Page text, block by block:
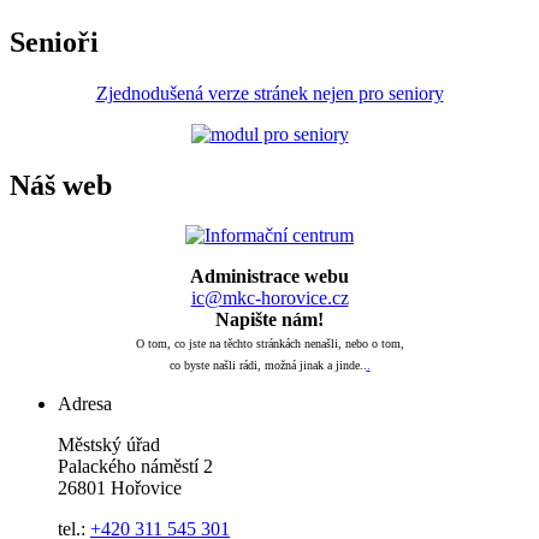
Senioři
Zjednodušená verze stránek nejen pro seniory
Náš web
Administrace webu
ic@mkc-horovice.cz
Napište nám!
O tom, co jste na těchto stránkách nenašli, nebo o tom,
co byste našli rádi, možná jinak a jinde...
Adresa
Městský úřad
Palackého náměstí 2
26801 Hořovice
tel.: +420 311 545 301